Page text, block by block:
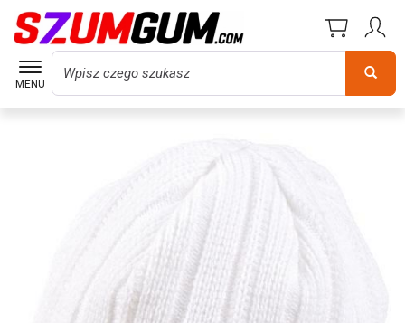
MENU
Wyszukaj